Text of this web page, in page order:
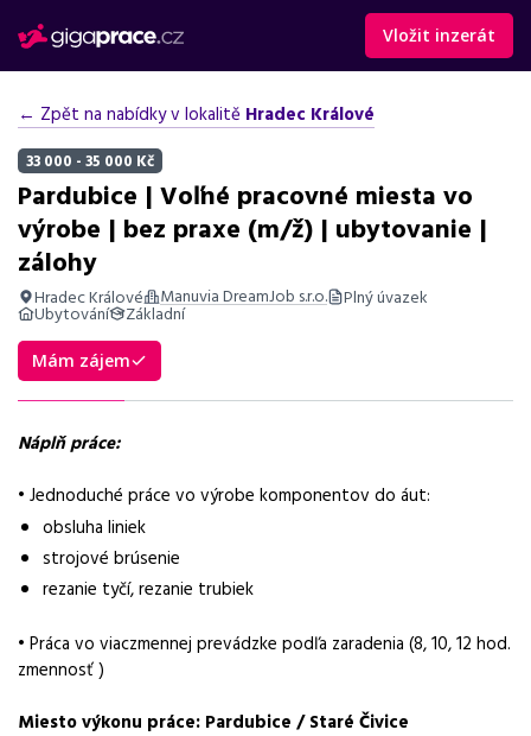
Vložit inzerát
← Zpět na nabídky v lokalitě Hradec Králové
33 000 - 35 000 Kč
Pardubice | Voľné pracovné miesta vo
výrobe | bez praxe (m/ž) | ubytovanie |
zálohy
Hradec Králové Manuvia DreamJob s.r.o. Plný úvazek
Ubytování Základní
Shrnutí nabídky
Práce ve výrobě v Pardubicích, mzda od 33 000 Kč, ubytování,
Základní informace
Práce ve výrobě v Pardubicích bez praxe
Obor / skupina
Lokalita nabídky
Mám zájem
Náplň práce:
• Jednoduché práce vo výrobe komponentov do áut:
obsluha liniek
strojové brúsenie
rezanie tyčí, rezanie trubiek
• Práca vo viaczmennej prevádzke podľa zaradenia (8, 10, 12 hod.
zmennosť )
Miesto výkonu práce: Pardubice / Staré Čivice